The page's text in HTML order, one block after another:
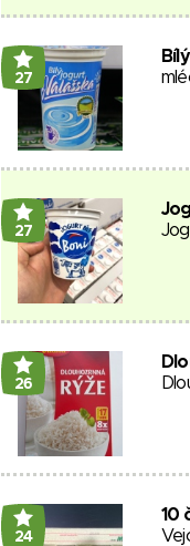
27
27
26
24
10